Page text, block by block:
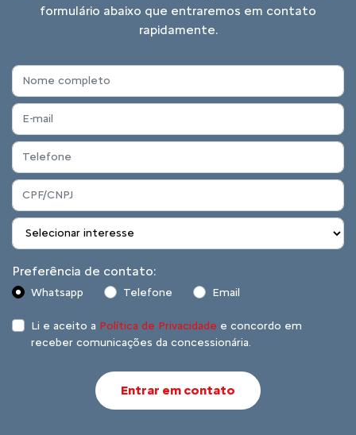
formulário abaixo que entraremos em contato
rapidamente.
Preferência de contato:
Whatsapp Telefone Email
Li e aceito a Política de Privacidade e concordo em
receber comunicações da concessionária.
Entrar em contato